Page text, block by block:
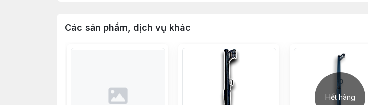
Các sản phẩm, dịch vụ khác
Hết hàng